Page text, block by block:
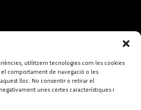
utilitzem tecnologies com les cookies
comportament de navegació o les
lloc. No consentir o retirar el
unes certes característiques i